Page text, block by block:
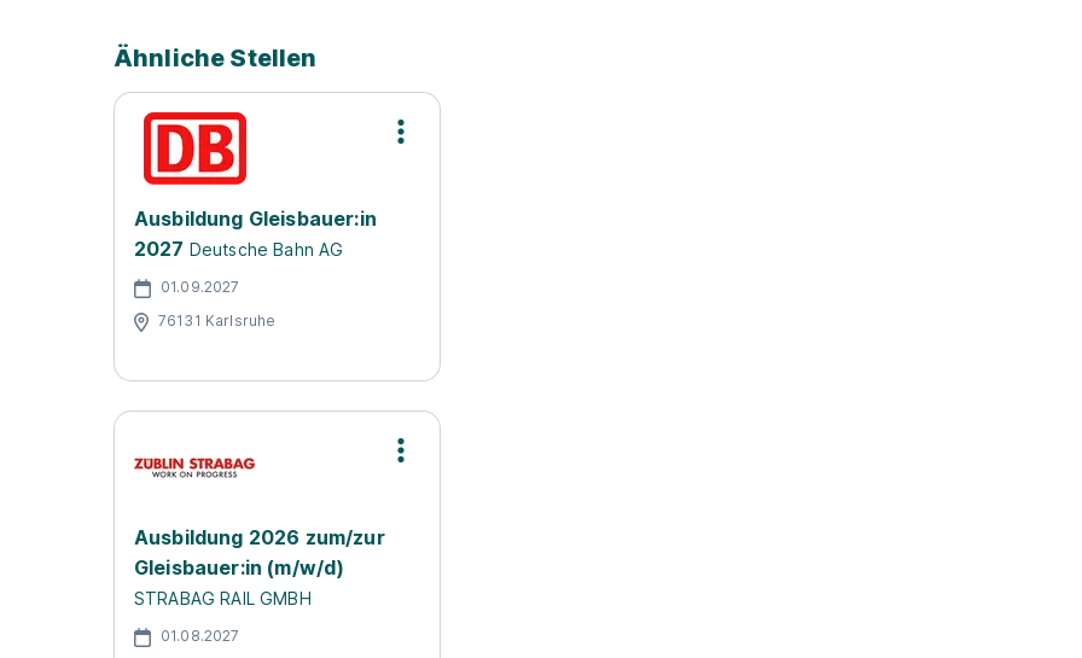
Ähnliche Stellen
Ausbildung Gleisbauer:in
2027 Deutsche Bahn AG
01.09.2027
76131 Karlsruhe
Ausbildung 2026 zum/zur
Gleisbauer:in (m/w/d)
STRABAG RAIL GMBH
01.08.2027